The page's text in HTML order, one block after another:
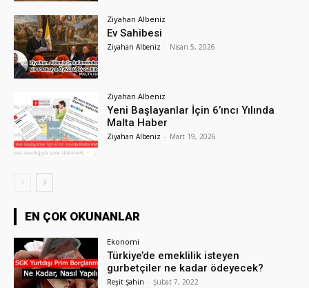
Ziyahan Albeniz
Ev Sahibesi
Ziyahan Albeniz - Nisan 5, 2026
Ziyahan Albeniz
Yeni Başlayanlar İçin 6’ıncı Yılında
Malta Haber
Ziyahan Albeniz - Mart 19, 2026
EN ÇOK OKUNANLAR
Ekonomi
Türkiye’de emeklilik isteyen
gurbetçiler ne kadar ödeyecek?
Reşit Şahin - Şubat 7, 2022